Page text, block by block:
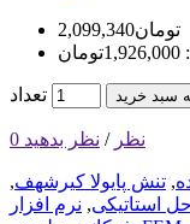
2,099,340تومان
تعداد سبد خرید
0 نظر / نظر بدهید
, تنش پایولا کیرشهف,
حل استاتیکی,